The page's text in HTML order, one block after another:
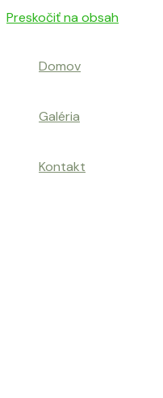
Preskočiť na obsah
Domov
Galéria
Kontakt